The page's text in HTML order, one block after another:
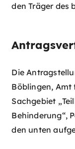
den Träger des
Die
Böblingen, Amt
Sachgebiet
Behinderung“,
den unten